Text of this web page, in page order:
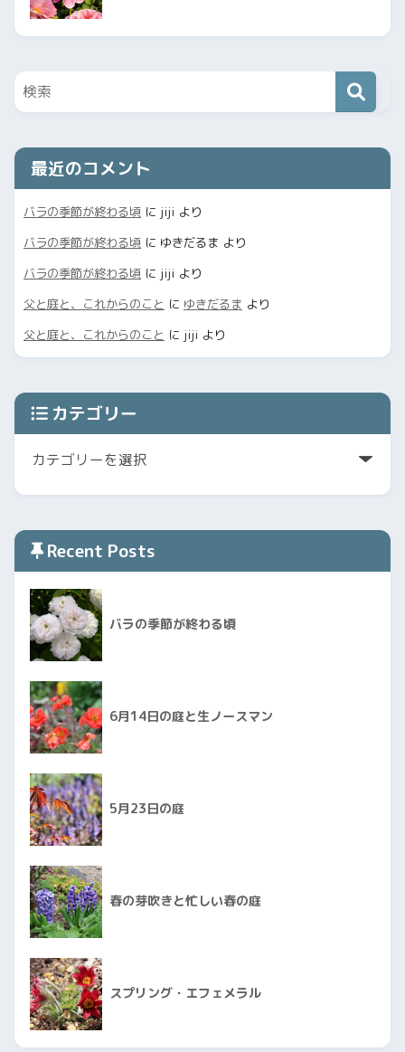
最近のコメント
バラの季節が終わる頃 に jiji より
バラの季節が終わる頃 に ゆきだるま より
バラの季節が終わる頃 に jiji より
父と庭と、これからのこと に ゆきだるま より
父と庭と、これからのこと に jiji より
カテゴリー
Recent Posts
バラの季節が終わる頃
6月14日の庭と生ノースマン
5月23日の庭
春の芽吹きと忙しい春の庭
スプリング・エフェメラル